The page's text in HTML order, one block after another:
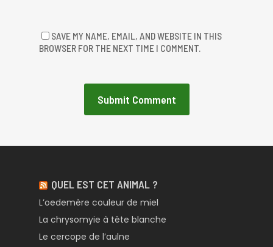
SAVE MY NAME, EMAIL, AND WEBSITE IN THIS
BROWSER FOR THE NEXT TIME I COMMENT.
QUEL EST CET ANIMAL ?
L’oedemère couleur de miel
La chrysomyie à tête blanche
Le cercope de l’aulne